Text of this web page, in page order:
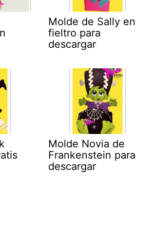
Molde de Sally en
fieltro para
descargar
Molde Novia de
Frankenstein para
descargar